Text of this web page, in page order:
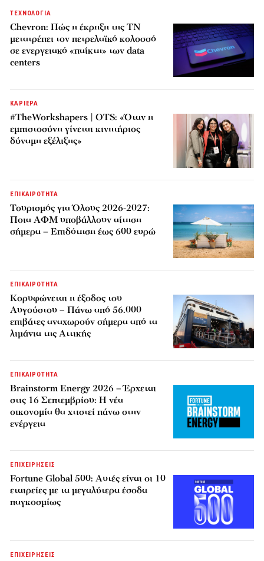
ΤΕΧΝΟΛΟΓΙΑ
Chevron: Πώς η έκρηξη της ΤΝ
μετατρέπει τον πετρελαϊκό κολοσσό
σε ενεργειακό «παίκτη» των data
centers
ΚΑΡΙΕΡΑ
#TheWorkshapers | OTS: «Όταν η
εμπιστοσύνη γίνεται κινητήριος
δύναμη εξέλιξης»
ΕΠΙΚΑΙΡΟΤΗΤΑ
Τουρισμός για Όλους 2026-2027:
Ποια ΑΦΜ υποβάλλουν αίτηση
σήμερα – Επιδότηση έως 600 ευρώ
ΕΠΙΚΑΙΡΟΤΗΤΑ
Κορυφώνεται η έξοδος του
Αυγούστου – Πάνω από 56.000
επιβάτες αναχωρούν σήμερα από τα
λιμάνια της Αττικής
ΕΠΙΚΑΙΡΟΤΗΤΑ
Brainstorm Energy 2026 – Έρχεται
στις 16 Σεπτεμβρίου: Η νέα
οικονομία θα χτιστεί πάνω στην
ενέργεια
ΕΠΙΧΕΙΡΗΣΕΙΣ
Fortune Global 500: Αυτές είναι οι 10
εταιρείες με τα μεγαλύτερα έσοδα
παγκοσμίως
ΕΠΙΧΕΙΡΗΣΕΙΣ